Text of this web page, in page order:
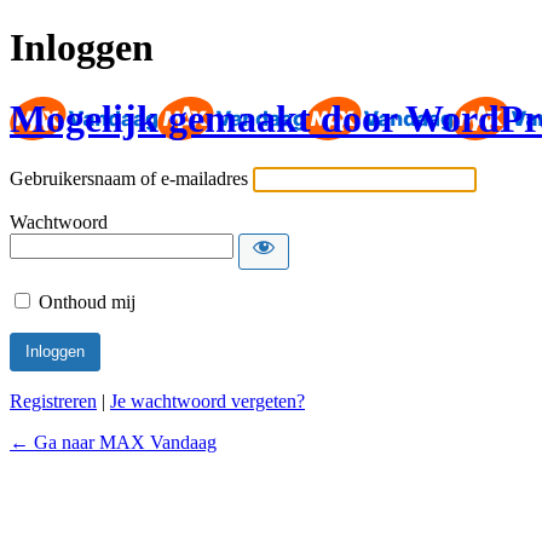
Inloggen
Mogelijk gemaakt door
Gebruikersnaam of e-mailadres
Wachtwoord
Onthoud mij
Registreren | Je wachtwoord vergeten?
← Ga naar MAX Vandaag